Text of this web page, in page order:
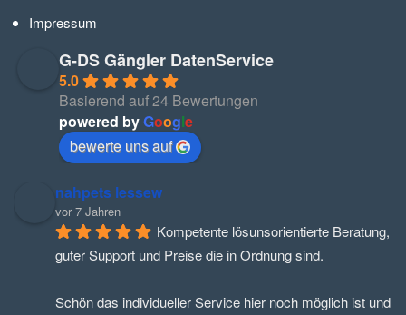
Impressum
G-DS Gängler DatenService
5.0
Basierend auf 24 Bewertungen
powered byGoogle
bewerte uns auf
nahpets lessew
vor 7 Jahren
Kompetente lösunsorientierte Beratung,
guter Support und Preise die in Ordnung sind.
Schön das individueller Service hier noch möglich ist und